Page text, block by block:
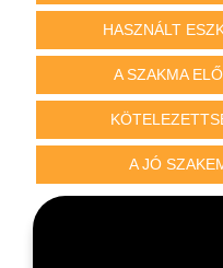
HASZNÁLT
A SZAKMA
A JÓ